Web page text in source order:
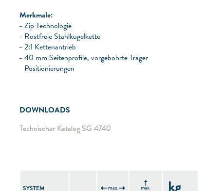
Merkmale:
Zip Technologie
Rostfreie Stahlkugelkette
2:1 Kettenantrieb
40 mm Seitenprofile, vorgebohrte Träger
Positionierungen
DOWNLOADS
Technischer Katalog SG 4740
SYSTEM